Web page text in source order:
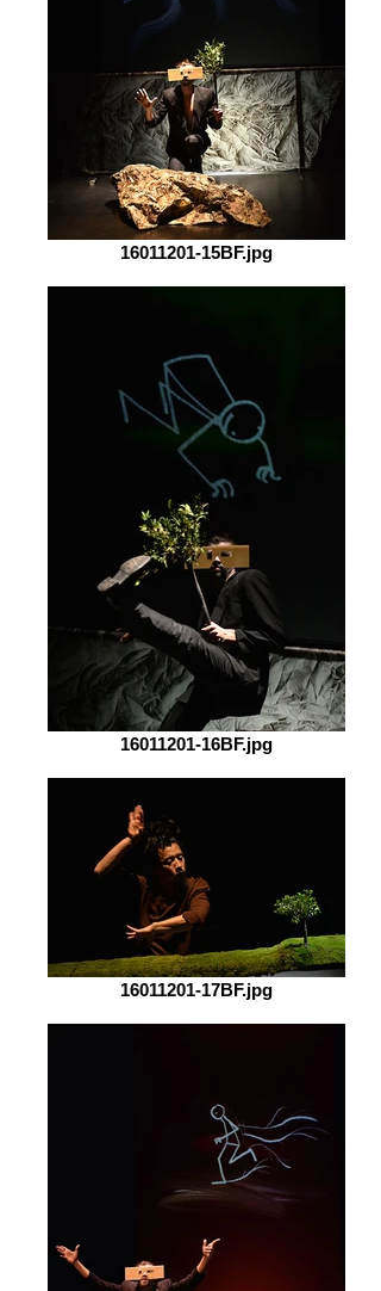
16011201-15BF.jpg
16011201-16BF.jpg
16011201-17BF.jpg